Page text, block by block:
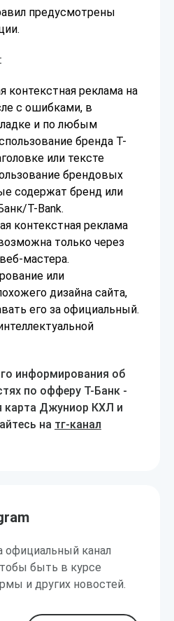
предусмотрены
контекстная реклама на
с ошибками, в
и по любым
бренда Т-
или тексте
брендовых
содержат бренд или
T-Bank.
контекстная реклама
только через
мастера.
или
дизайна сайта,
его за официальный.
информирования об
по офферу Т-Банк -
карта Джуниор КХЛ и
на тг-канал
официальный канал
быть в курсе
и других новостей.